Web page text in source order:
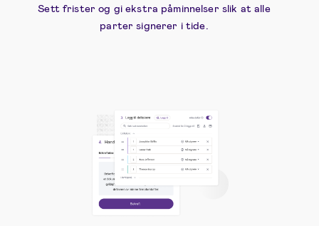
Sett frister og gi ekstra påminnelser slik at alle
parter signerer i tide.